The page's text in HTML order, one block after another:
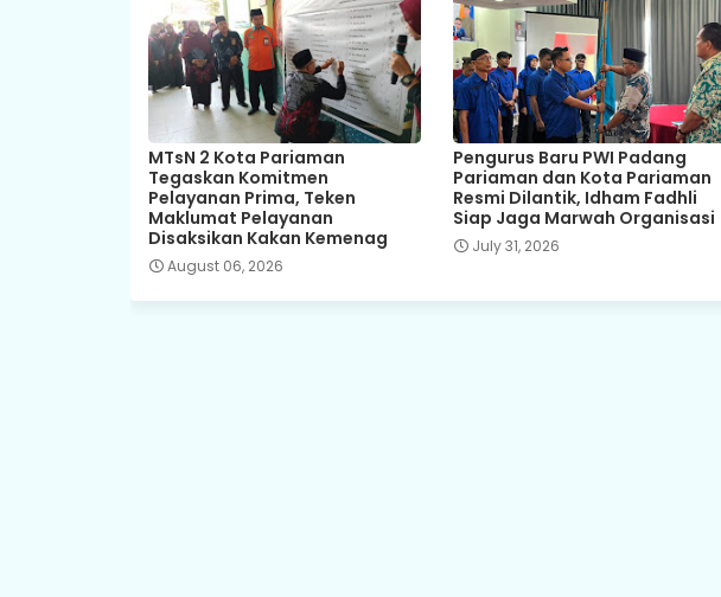
MTsN 2 Kota Pariaman
Tegaskan Komitmen
Pelayanan Prima, Teken
Maklumat Pelayanan
Disaksikan Kakan Kemenag
August 06, 2026
Pengurus Baru PWI Padang
Pariaman dan Kota Pariaman
Resmi Dilantik, Idham Fadhli
Siap Jaga Marwah Organisasi
July 31, 2026